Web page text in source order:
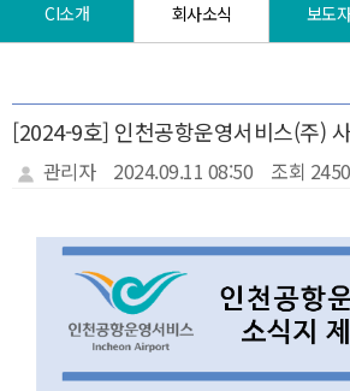
CI소개 회사소식 보도
[2024-9호] 인천공항운영서비스(주)
관리자 2024.09.11 08:50 조회 2450